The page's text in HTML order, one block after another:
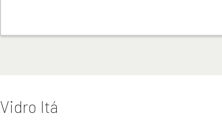
Vidro Itá